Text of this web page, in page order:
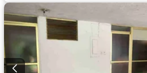
Cuarto de Limpieza
Cuarto de servicio
Estacionamiento
Internet
Seguridad
Terraza Permite mascotas
Sin amueblar